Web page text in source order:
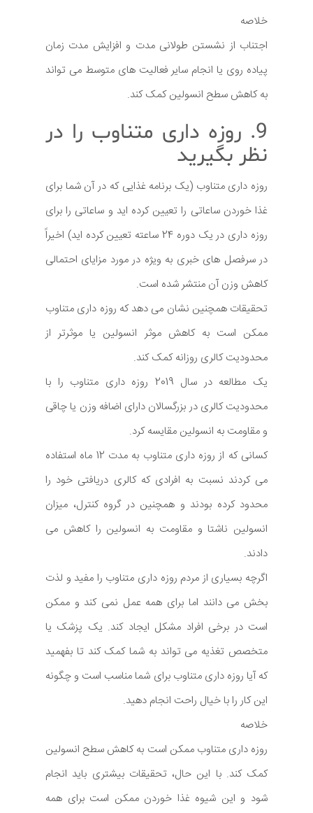
خلاصه
اجتناب از نشستن طولانی مدت و افزایش مدت زمان
پیاده روی یا انجام سایر فعالیت های متوسط می تواند
به کاهش سطح انسولین کمک کند.
9. روزه داری متناوب را در
نظر بگیرید
روزه داری متناوب (یک برنامه غذایی که در آن شما برای
غذا خوردن ساعاتی را تعیین کرده اید و ساعاتی را برای
روزه داری در یک دوره 24 ساعته تعیین کرده اید) اخیراً
در سرفصل های خبری به ویژه در مورد مزایای احتمالی
کاهش وزن آن منتشر شده است.
تحقیقات همچنین نشان می دهد که روزه داری متناوب
ممکن است به کاهش موثر انسولین یا موثرتر از
محدودیت کالری روزانه کمک کند.
یک مطالعه در سال 2019 روزه داری متناوب را با
محدودیت کالری در بزرگسالان دارای اضافه وزن یا چاقی
و مقاومت به انسولین مقایسه کرد.
کسانی که از روزه داری متناوب به مدت 12 ماه استفاده
می کردند نسبت به افرادی که کالری دریافتی خود را
محدود کرده بودند و همچنین در گروه کنترل، میزان
انسولین ناشتا و مقاومت به انسولین را کاهش می
دادند.
اگرچه بسیاری از مردم روزه داری متناوب را مفید و لذت
بخش می دانند اما برای همه عمل نمی کند و ممکن
است در برخی افراد مشکل ایجاد کند. یک پزشک یا
متخصص تغذیه می تواند به شما کمک کند تا بفهمید
که آیا روزه داری متناوب برای شما مناسب است و چگونه
این کار را با خیال راحت انجام دهید.
خلاصه
روزه داری متناوب ممکن است به کاهش سطح انسولین
کمک کند. با این حال، تحقیقات بیشتری باید انجام
شود و این شیوه غذا خوردن ممکن است برای همه